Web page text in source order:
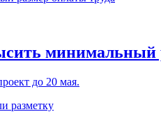
минимальный
до 20 мая.